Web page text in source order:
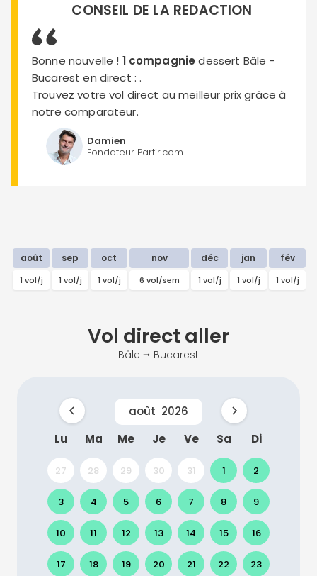
CONSEIL DE LA REDACTION
Bonne nouvelle ! 1 compagnie dessert Bâle -
Bucarest en direct :.
Trouvez votre vol direct au meilleur prix grâce à
notre comparateur.
Damien
Fondateur Partir.com
août sep oct nov déc jan fév
1 vol/j 1 vol/j 1 vol/j 6 vol/sem 1 vol/j 1 vol/j 1 vol/j
Vol direct aller
Bâle ⭢ Bucarest
août 2026
Lu
Ma Me Je Ve Sa Di
27 28 29 30 31 1 2
3 4 5 6 7 8 9
10 11 12 13 14 15 16
17 18 19 20 21 22 23